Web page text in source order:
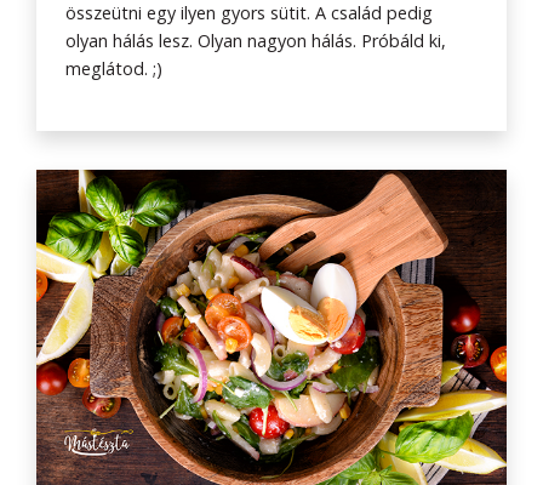
összeütni egy ilyen gyors sütit. A család pedig
olyan hálás lesz. Olyan nagyon hálás. Próbáld ki,
meglátod. ;)